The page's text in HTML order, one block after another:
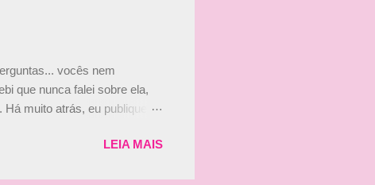
vocês nem
que nunca falei sobre ela,
muito atrás, eu publiquei
que a Viviane Senna
LEIA MAIS